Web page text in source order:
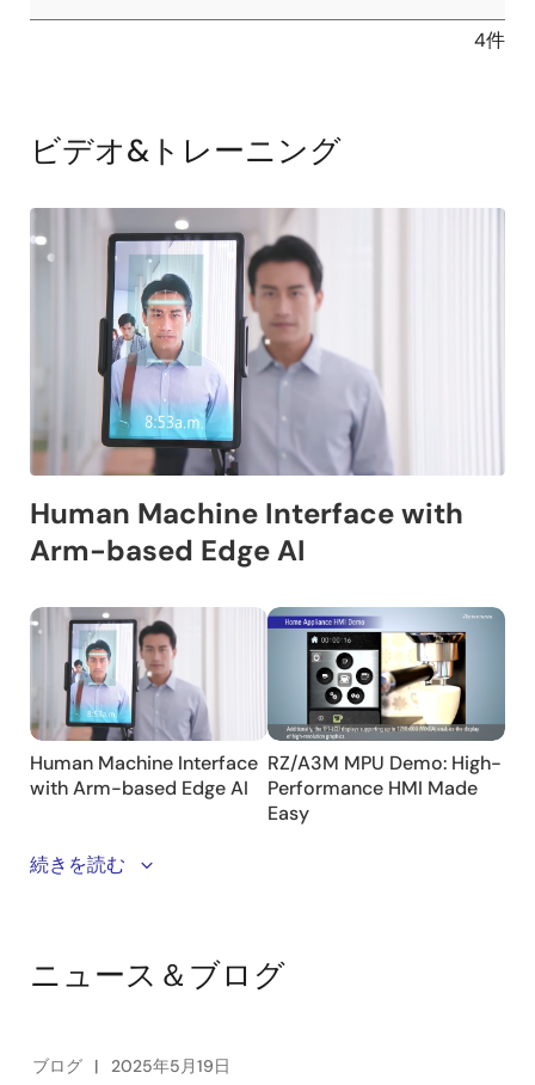
4件
ビデオ&トレーニング
Discover how we’re advancing Human Machine
we boost processing performance by 20% and enable
続きを読む
ニュース＆ブログ
ブログ 2025年5月19日